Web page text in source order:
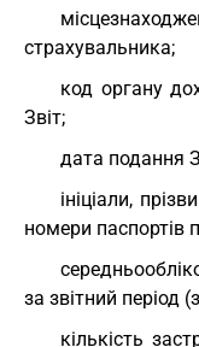
страхувальника;
код органу
Звіт;
дата подання
ініціали,
номери паспортів
за звітний період
кількість